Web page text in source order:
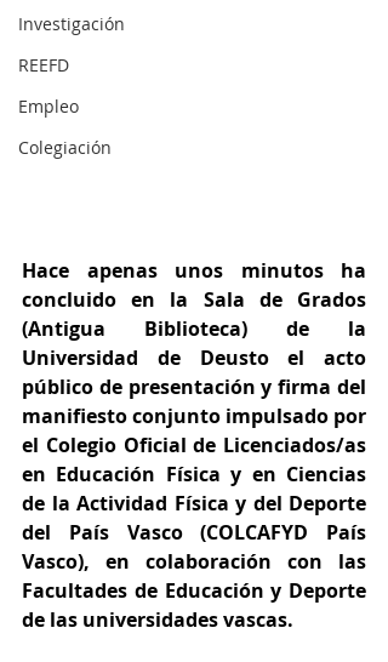
Investigación
REEFD
Empleo
Colegiación
Hace apenas unos minutos ha
concluido en la Sala de Grados
(Antigua Biblioteca) de la
Universidad de Deusto el acto
público de presentación y firma del
manifiesto conjunto impulsado por
el Colegio Oficial de Licenciados/as
en Educación Física y en Ciencias
de la Actividad Física y del Deporte
del País Vasco (COLCAFYD País
Vasco), en colaboración con las
Facultades de Educación y Deporte
de las universidades vascas.